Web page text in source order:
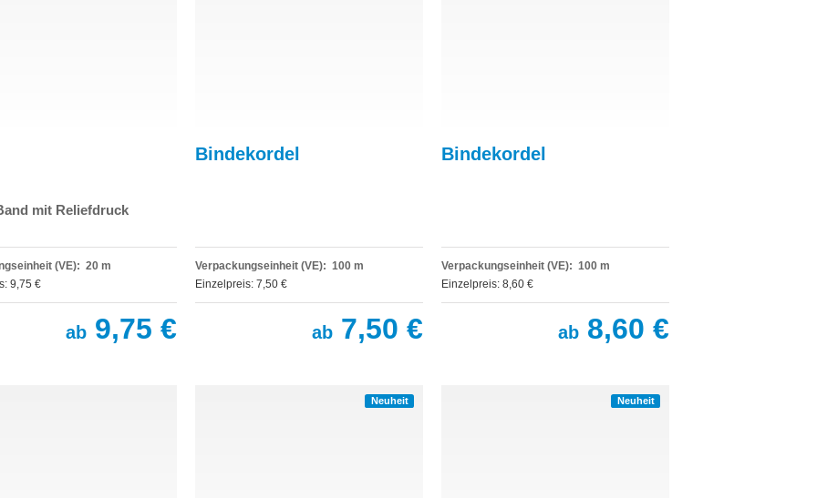
mit Reliefdruck
(VE): 20 m
9,75 €
ab 9,75 €
Bindekordel
Verpackungseinheit (VE): 100 m
Einzelpreis: 7,50 €
ab 7,50 €
Bindekordel
Verpackungseinheit (VE): 100 m
Einzelpreis: 8,60 €
ab 8,60 €
Neuheit Neuheit